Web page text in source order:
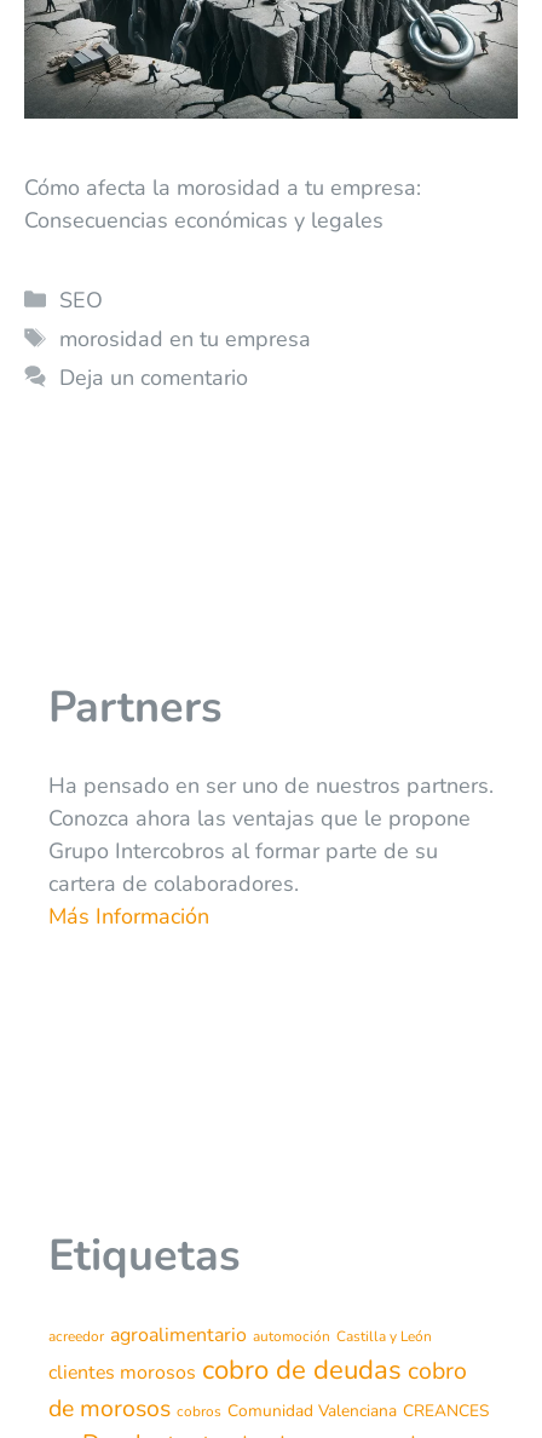
Cómo afecta la morosidad a tu empresa:
Consecuencias económicas y legales
SEO
morosidad en tu empresa
Deja un comentario
Partners
Ha pensado en ser uno de nuestros partners.
Conozca ahora las ventajas que le propone
Grupo Intercobros al formar parte de su
cartera de colaboradores.
Más Información
Etiquetas
acreedor agroalimentario automoción Castilla y León
clientes morosos cobro de deudas cobro
de morosos cobros Comunidad Valenciana CREANCES